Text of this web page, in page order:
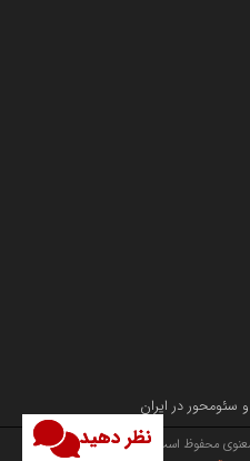
نظر دهید
مردمی
در کشور
خبر
سئومحور در ایران
محفوظ است.